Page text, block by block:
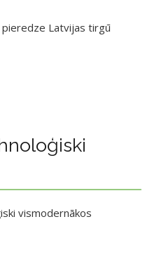
Latvijas tirgū
vismodernākos